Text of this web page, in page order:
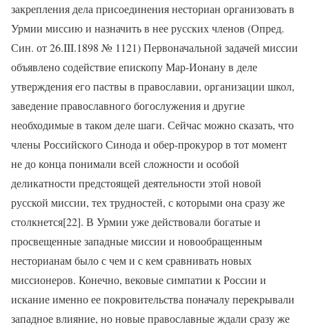
закрепления дела присоединения несториан организовать в
Урмии миссию и назначить в нее русских членов (Опред.
Син. от 26.III.1898 № 1121) Первоначальной задачей миссии
объявлено содействие епископу Мар-Ионану в деле
утверждения его паствы в православии, организации школ,
заведение православного богослужения и другие
необходимые в таком деле шаги. Сейчас можно сказать, что
члены Российского Синода и обер-прокурор в тот момент
не до конца понимали всей сложности и особой
деликатности предстоящей деятельности этой новой
русской миссии, тех трудностей, с которыми она сразу же
столкнется[22]. В Урмии уже действовали богатые и
просвещенные западные миссии и новообращенным
несторианам было с чем и с кем сравнивать новых
миссионеров. Конечно, вековые симпатии к России и
искание именно ее покровительства поначалу перекрывали
западное влияние, но новые православные ждали сразу же